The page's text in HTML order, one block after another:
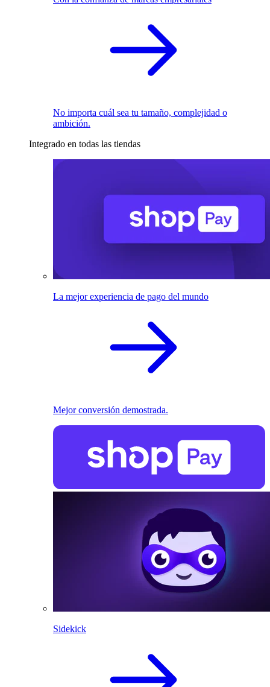
No importa cuál sea tu tamaño, complejidad o
ambición.
Integrado en todas las tiendas
La mejor experiencia de pago del mundo
Mejor conversión demostrada.
Sidekick